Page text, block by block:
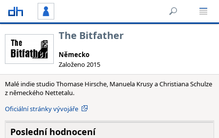
The Bitfather
Německo
Založeno 2015
Malé indie studio Thomase Hirsche, Manuela Krusy a Christiana Schulze
z německého Nettetalu.
Oficiální stránky vývojáře
Poslední hodnocení